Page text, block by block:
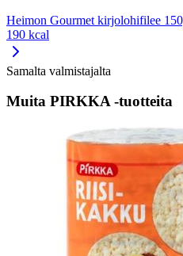
Heimon Gourmet kirjolohifilee
190 kcal
Samalta valmistajalta
Muita PIRKKA -tuotteita